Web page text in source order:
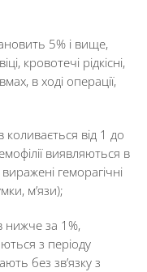
5% і вище,
кровотечі рідкісні,
в ході операції,
від 1 до
виявляються в
геморагічні
м’язи);
нижче за 1%,
з періоду
без зв’язку з